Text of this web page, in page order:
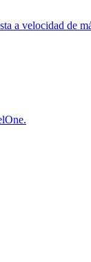
a velocidad de